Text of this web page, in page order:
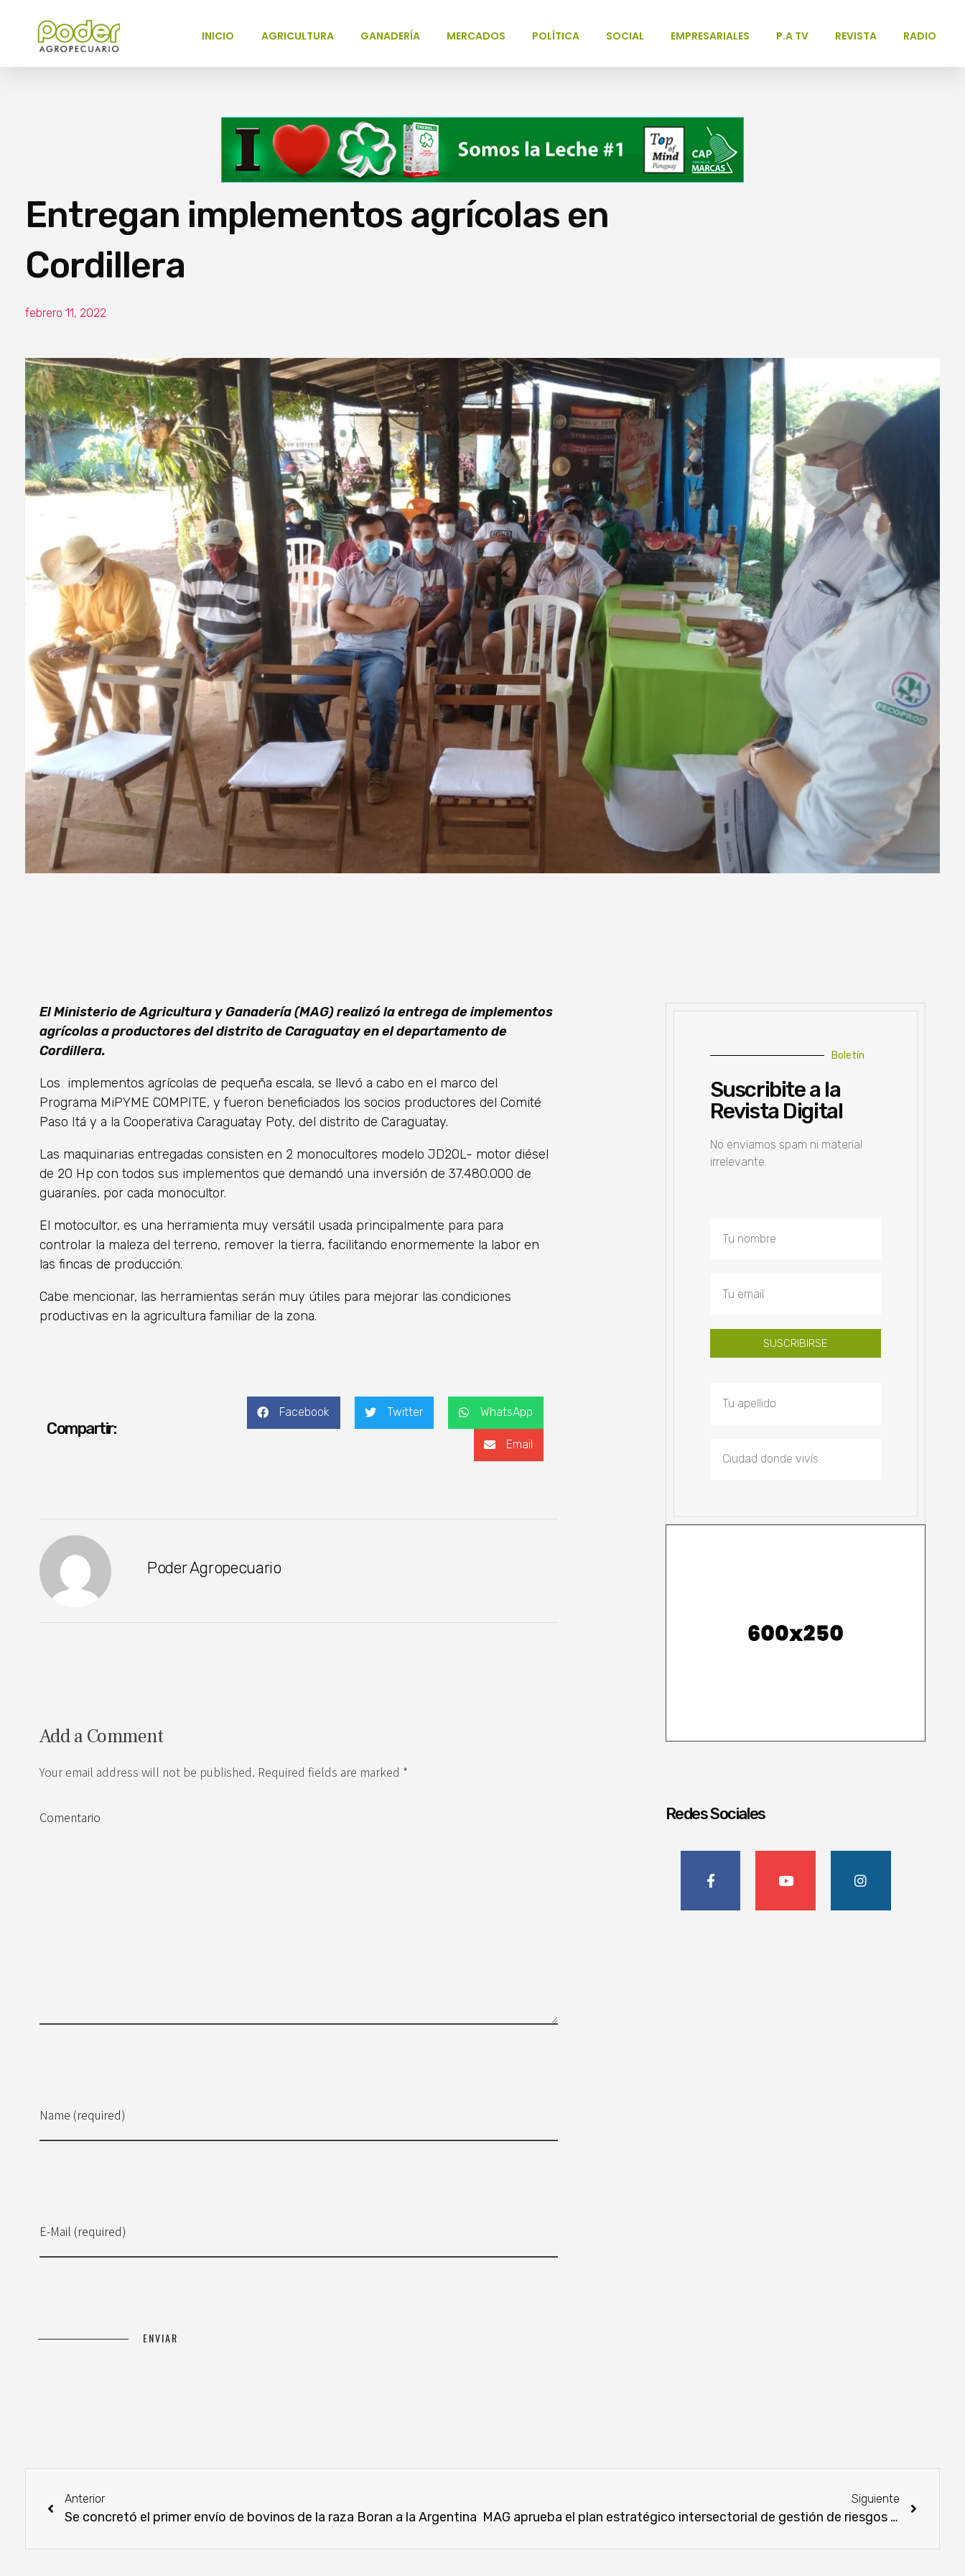
INICIO AGRICULTURA GANADERÍA MERCADOS POLÍTICA SOCIAL EMPRESARIALES P.A TV REVISTA RADIO
Entregan implementos agrícolas en
Cordillera
febrero 11, 2022
El Ministerio de Agricultura y Ganadería (MAG) realizó la entrega de implementos
agrícolas a productores del distrito de Caraguatay en el departamento de
Cordillera.
Los implementos agrícolas de pequeña escala, se llevó a cabo en el marco del
Programa MiPYME COMPITE, y fueron beneficiados los socios productores del Comité
Paso Itá y a la Cooperativa Caraguatay Poty, del distrito de Caraguatay.
Las maquinarias entregadas consisten en 2 monocultores modelo JD20L- motor diésel
de 20 Hp con todos sus implementos que demandó una inversión de 37.480.000 de
guaraníes, por cada monocultor.
El motocultor, es una herramienta muy versátil usada principalmente para para
controlar la maleza del terreno, remover la tierra, facilitando enormemente la labor en
las fincas de producción.
Cabe mencionar, las herramientas serán muy útiles para mejorar las condiciones
productivas en la agricultura familiar de la zona.
Compartir:
Facebook Twitter WhatsApp
Email
Poder Agropecuario
Add a Comment
Your email address will not be published. Required fields are marked *
Name (required)
E-Mail (required)
Comentario
Boletín
Suscribite a la
Revista Digital
No enviamos spam ni material
irrelevante.
SUSCRIBIRSE
Redes Sociales
Anterior
Se concretó el primer envío de bovinos de la raza Boran a la Argentina
Siguiente
MAG aprueba el plan estratégico intersectorial de gestión de riesgos de Paraguay